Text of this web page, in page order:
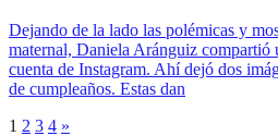
Dejando de la lado las polémicas y
maternal, Daniela Aránguiz compartió
cuenta de Instagram. Ahí dejó dos
de cumpleaños. Estas dan
1 2 3 4 »